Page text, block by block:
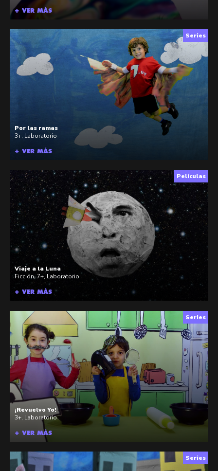
+ VER MÁS
Series
Por las ramas
3+, Laboratorio
+ VER MÁS
Películas
Viaje a la Luna
Ficción,7+, Laboratorio
+ VER MÁS
Series
¡Revuelvo Yo!
3+, Laboratorio
+ VER MÁS
Series